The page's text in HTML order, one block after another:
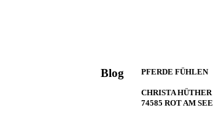
PFERDE FÜHLEN
CHRISTA HÜTHER
74585 ROT AM SEE
Blog